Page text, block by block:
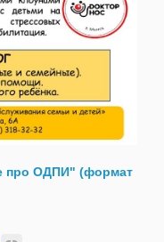
про ОДПИ" (формат